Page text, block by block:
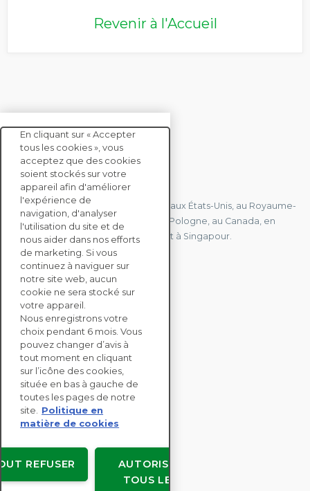
Revenir à l'Accueil
CONTACTEZ-NOUS
Nous avons des bureaux en France, aux États-Unis, au Royaume-
Uni, à Hong Kong, à l'île Maurice, en Pologne, au Canada, en
Allemagne, au Japon, en Espagne et à Singapour.
CONTACTEZ-NOUS
SOLUTIONS
ENTERPRISE
ÉVALUATIONS RSE
RESSOURCES
À PROPOS
Copyright © EcoVadis
En cliquant sur « Accepter
tous les cookies », vous
acceptez que des cookies
soient stockés sur votre
appareil afin d'améliorer
l'expérience de
navigation, d'analyser
l'utilisation du site et de
nous aider dans nos efforts
de marketing. Si vous
continuez à naviguer sur
notre site web, aucun
cookie ne sera stocké sur
votre appareil.
Nous enregistrons votre
choix pendant 6 mois. Vous
pouvez changer d’avis à
tout moment en cliquant
sur l’icône des cookies,
située en bas à gauche de
toutes les pages de notre
site.
Politique en
matière de cookies
AUTORISER
TOUS LES
REFUSER